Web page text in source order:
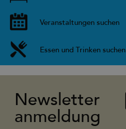
Veranstaltungen suchen
Essen und Trinken suchen
Newsletter
anmeldung